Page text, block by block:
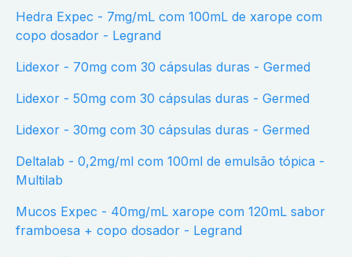
Hedra Expec - 7mg/mL com 100mL de xarope com
copo dosador - Legrand
Lidexor - 70mg com 30 cápsulas duras - Germed
Lidexor - 50mg com 30 cápsulas duras - Germed
Lidexor - 30mg com 30 cápsulas duras - Germed
Deltalab - 0,2mg/ml com 100ml de emulsão tópica -
Multilab
Mucos Expec - 40mg/mL xarope com 120mL sabor
framboesa + copo dosador - Legrand